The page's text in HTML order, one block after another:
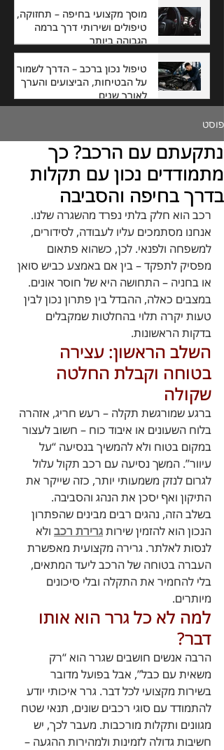
מוסך מקצועי בחיפה – תחזוקה,
טיפולים ושירותי דרך ברמה
הגבוהה ביותר
טיפול נכון ברכב – הדרך לשמור
על הבטיחות, הביצועים והערך
לאורך שנים
פוסט
נתקעתם עם הרכב? כך
מתמודדים נכון עם תקלות
בדרך בחיפה והסביבה
רכב הוא חלק בלתי נפרד מהשגרה שלנו.
אנחנו מסתמכים עליו לעבודה, לסידורים,
למשפחה ולפנאי. לכן, כשהוא פתאום
מפסיק לתפקד – בין אם באמצע כביש סואן
או בחניה – התחושה היא של חוסר אונים.
במצבים כאלה, ההבדל בין פתרון נכון לבין
טעות יקרה תלוי בהחלטות שמקבלים
בדקות הראשונות.
השלב הראשון: עצירה
בטוחה וקבלת החלטה
שקולה
ברגע שמורגשת תקלה – רעש חריג, אזהרה
בלוח השעונים או איבוד כוח – חשוב לעצור
במקום בטוח ולא להמשיך בנסיעה “על
עיוור”. המשך נסיעה עם רכב תקול עלול
לגרום לנזק משמעותי יותר, כזה שייקר את
התיקון ואף יסכן את הנהג והסביבה.
בשלב הזה, נהגים רבים מבינים שהפתרון
הנכון הוא להזמין שירות גרירת רכב ולא
לנסות לאלתר. גרירה מקצועית מאפשרת
העברה בטוחה של הרכב ליעד המתאים,
בלי להחמיר את התקלה ובלי סיכונים
מיותרים.
למה לא כל גרר הוא אותו
דבר?
הרבה אנשים חושבים שגרר הוא “רק
משאית עם כבל”, אבל בפועל מדובר
בשירות מקצועי לכל דבר. גרר איכותי יודע
להתמודד עם סוגי רכבים שונים, תנאי שטח
מגוונים ותקלות מורכבות. מעבר לכך, יש
חשיבות גדולה לזמינות ולמהירות ההגעה –